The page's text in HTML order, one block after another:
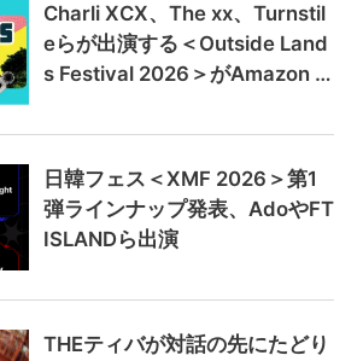
Charli XCX、The xx、Turnstil
eらが出演する＜Outside Land
s Festival 2026＞がAmazon M
ブ配信
日韓フェス＜XMF 2026＞第1
弾ラインナップ発表、AdoやFT
ISLANDら出演
THEティバが対話の先にたどり